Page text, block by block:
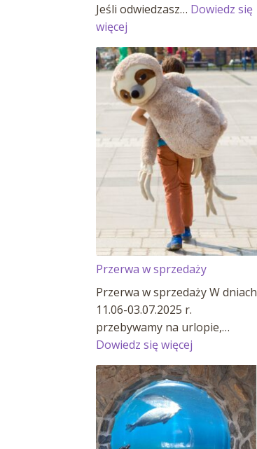
Jeśli odwiedzasz… Dowiedz się
więcej:
MANATY
W
AFRYKARIUM
!
Przerwa w sprzedaży
Przerwa w sprzedaży W dniach
11.06-03.07.2025 r.
przebywamy na urlopie,…
Dowiedz się więcej:
Przerwa
w
sprzedaży